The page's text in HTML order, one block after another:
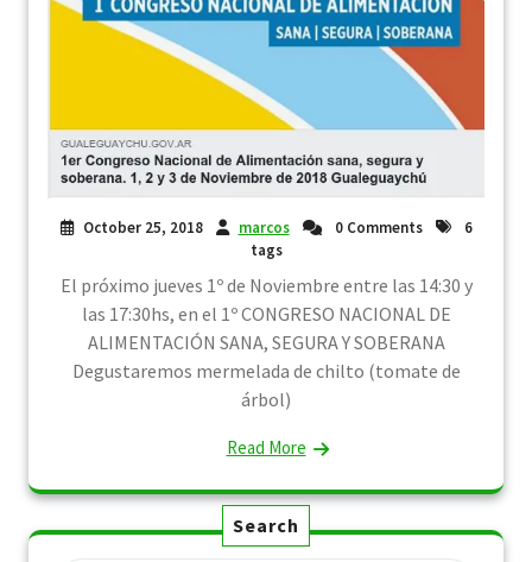
October 25, 2018 marcos 0 Comments
6
tags
El próximo jueves 1º de Noviembre entre las 14:30 y
las 17:30hs, en el 1º CONGRESO NACIONAL DE
ALIMENTACIÓN SANA, SEGURA Y SOBERANA
Degustaremos mermelada de chilto (tomate de
árbol)
Read More
Search